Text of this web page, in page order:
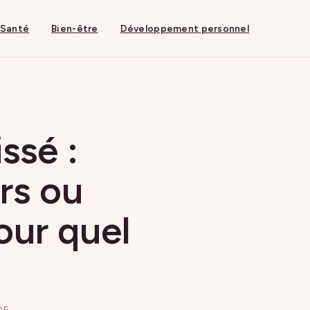
Santé Bien-être Développement personnel
:
ou
quel